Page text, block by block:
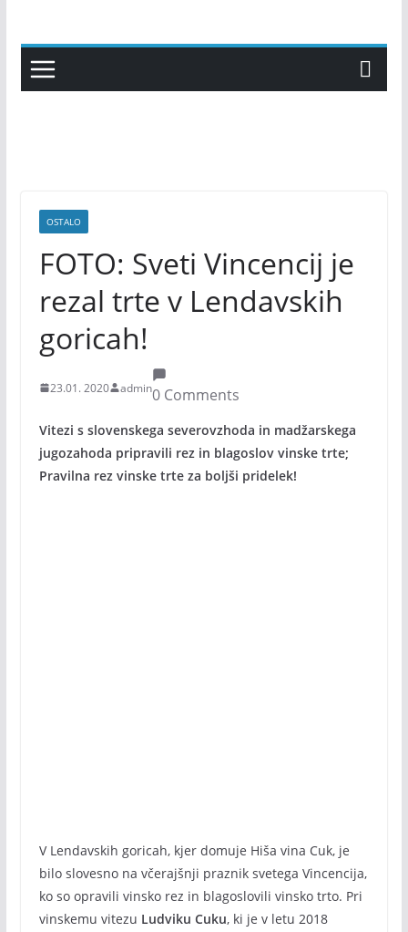
content
OSTALO
FOTO: Sveti Vincencij je
rezal trte v Lendavskih
goricah!
23.01. 2020 admin0 Comments
Vitezi s slovenskega severovzhoda in madžarskega
jugozahoda pripravili rez in blagoslov vinske trte;
Pravilna rez vinske trte za boljši pridelek!
V Lendavskih goricah, kjer domuje Hiša vina Cuk, je
bilo slovesno na včerajšnji praznik svetega Vincencija,
ko so opravili vinsko rez in blagoslovili vinsko trto. Pri
vinskemu vitezu Ludviku Cuku, ki je v letu 2018